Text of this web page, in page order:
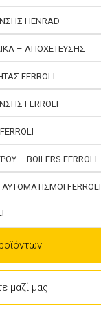
HENRAD
– ΑΠΟΧΕΤΕΥΣΗΣ
FERROLI
FERROLI
– BOILERS FERROLI
FERROLI
μαζί μας